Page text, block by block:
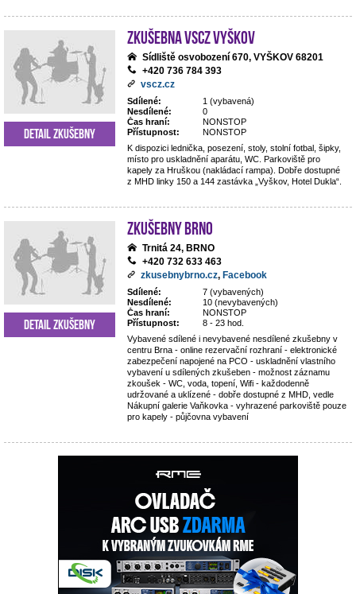
Zkušebna VSCZ Vyškov
Sídliště osvobození 670, VYŠKOV 68201
+420 736 784 393
vscz.cz
Sdílené:
1 (vybavená)
Nesdílené:
0
Čas hraní:
NONSTOP
Přístupnost:
NONSTOP
K dispozici lednička, posezení, stoly, stolní fotbal, šipky,
místo pro uskladnění aparátu, WC. Parkoviště pro
kapely za Hruškou (nakládací rampa). Dobře dostupné
z MHD linky 150 a 144 zastávka „Vyškov, Hotel Dukla“.
Detail zkušebny
Zkušebny Brno
Trnitá 24, BRNO
+420 732 633 463
zkusebnybrno.cz, Facebook
Sdílené:
7 (vybavených)
Nesdílené:
10 (nevybavených)
Čas hraní:
NONSTOP
Přístupnost:
8 - 23 hod.
Vybavené sdílené i nevybavené nesdílené zkušebny v
centru Brna - online rezervační rozhraní - elektronické
zabezpečení napojené na PCO - uskladnění vlastního
vybavení u sdílených zkušeben - možnost záznamu
zkoušek - WC, voda, topení, Wifi - každodenně
udržované a uklízené - dobře dostupné z MHD, vedle
Nákupní galerie Vaňkovka - vyhrazené parkoviště pouze
pro kapely - půjčovna vybavení
Detail zkušebny